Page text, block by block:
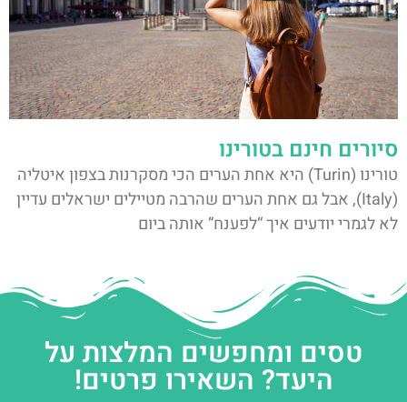
סיורים חינם בטורינו
טורינו (Turin) היא אחת הערים הכי מסקרנות בצפון איטליה
(Italy), אבל גם אחת הערים שהרבה מטיילים ישראלים עדיין
לא לגמרי יודעים איך “לפענח” אותה ביום
טסים ומחפשים המלצות על
היעד? השאירו פרטים!